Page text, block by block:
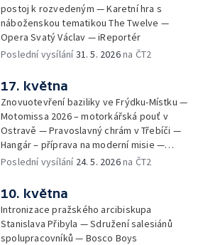
postoj k rozvedeným — Karetní hra s
náboženskou tematikou The Twelve —
Opera Svatý Václav — iReportér
Poslední vysílání31. 5. 2026na ČT2
17. května
Znovuotevření baziliky ve Frýdku-Místku —
Motomissa 2026 – motorkářská pouť v
Ostravě — Pravoslavný chrám v Třebíči —
Hangár – příprava na moderní misie —
Opavská Kavárna pro radost
Poslední vysílání 24. 5. 2026na ČT2
10. května
Intronizace pražského arcibiskupa
Stanislava Přibyla — Sdružení salesiánů
spolupracovníků — Bosco Boys